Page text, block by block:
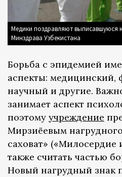
Медики поздравляют выписавшуюся
Минздрава Узбекистана
Борьба с эпидемией
аспекты: медицинский,
научный и другие.
занимает аспект
поэтому учреждение
Мирзиёевым нагрудного
саховат»
также считать частью
Новый нагрудный знак